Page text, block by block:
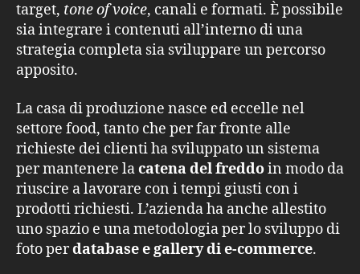
target, tone of voice, canali e formati. È possibile
sia integrare i contenuti all’interno di una
strategia completa sia sviluppare un percorso
apposito.
La casa di produzione nasce ed eccelle nel
settore food, tanto che per far fronte alle
richieste dei clienti ha sviluppato un sistema
per mantenere lacatena del freddoin modo da
riuscire a lavorare con i tempi giusti con i
prodotti richiesti. L’azienda ha anche allestito
uno spazio e una metodologia per lo sviluppo di
foto perdatabasee gallery di e-commerce.